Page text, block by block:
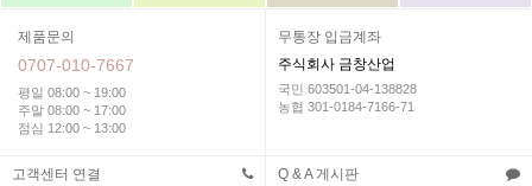
제품문의
0707-010-7667
평일 08:00 ~ 19:00
주말 08:00 ~ 17:00
점심 12:00 ~ 13:00
무통장 입금계좌
주식회사 금창산업
국민 603501-04-138828
농협 301-0184-7166-71
고객센터 연결 Q & A 게시판